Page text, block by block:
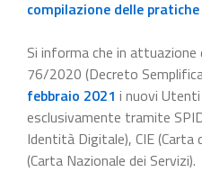
compilazione delle pratiche
Si informa che in attuazione
76/2020 (Decreto
febbraio 2021 i nuovi
esclusivamente tramite
Identità Digitale), CIE
(Carta Nazionale dei Servizi).